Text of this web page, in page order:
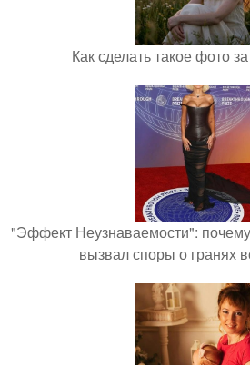
Как сделать такое фото
"Эффект Неузнаваемости":
вызвал споры о гранях